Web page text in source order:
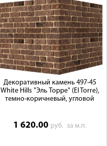
Декоративный камень 497-45
White Hills "Эль Торре" (El Torre),
темно-коричневый, угловой
1 620.00 руб. за м.п.